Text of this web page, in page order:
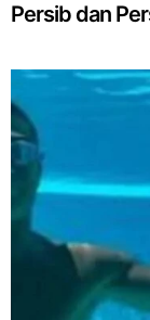
Persib dan